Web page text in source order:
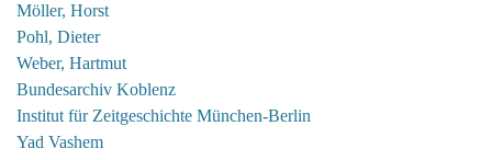
Möller, Horst
Pohl, Dieter
Weber, Hartmut
Bundesarchiv Koblenz
Institut für Zeitgeschichte München-Berlin
Yad Vashem